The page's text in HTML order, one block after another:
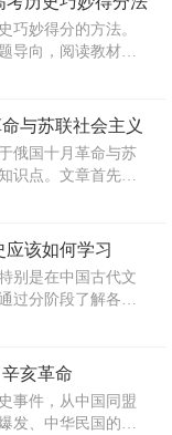
生物知识
/
点复习
巧妙得分的方法。
导向，阅读教材目
架和基本历史知
如抓住关键词和对
，联系整体知识记
。
与苏联社会主义
点
俄国十月革命与苏
识点。文章首先介
纲》、彼得格勒武
帮助学生理解和记
文章阐述了从战时
应该如何学习
别是在中国古代文
过分阶段了解各个
识，理解并记住最
强调了关注时事热
亥革命
事件，从中国同盟
发、中华民国的成